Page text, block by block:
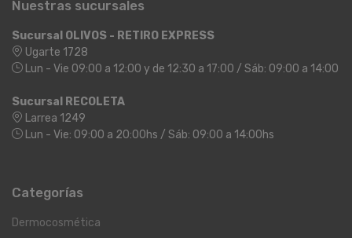
Nuestras sucursales
Sucursal OLIVOS - RETIRO EXPRESS
Ugarte 1728
Lun - Vie 09:00 a 12:00 y de 12:30 a 17:00 / Sáb: 09:00 a 14:00
Sucursal RECOLETA
Larrea 1249
Lun - Vie: 09:00 a 20:00hs / Sáb: 09:00 a 14:00hs
Categorías
Dermocosmética